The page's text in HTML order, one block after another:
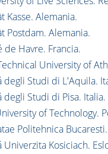
Kasse. Alemania.
Postdam. Alemania.
de Havre. Francia.
University of
degli Studi di L'Aquila.
degli Studi di Pisa. Italia.
of Technology.
Politehnica
Univerzita Kosiciach.